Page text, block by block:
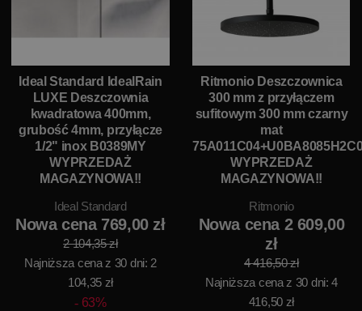
Ideal Standard IdealRain
LUXE Deszczownia
kwadratowa 400mm,
grubość 4mm, przyłącze
1/2" inox B0389MY
WYPRZEDAŻ
MAGAZYNOWA!!
Ideal Standard
Nowa cena 769,00 zł
2 104,35 zł
Najniższa cena z 30 dni: 2
104,35 zł
63%
Ritmonio Deszczownica
300 mm z przyłączem
sufitowym 300 mm czarny
mat
WYPRZEDAŻ
MAGAZYNOWA!!
Ritmonio
Nowa cena 2 609,00
zł
4 416,50 zł
Najniższa cena z 30 dni: 4
416,50 zł